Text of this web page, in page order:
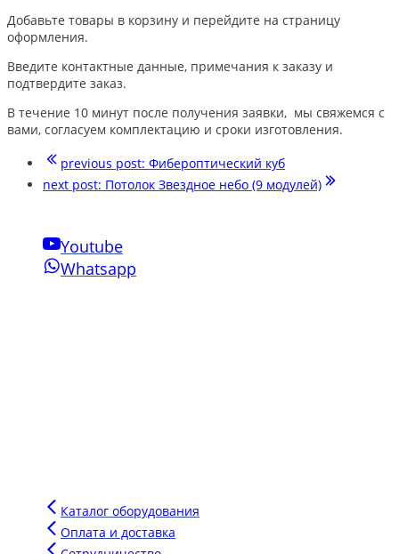
Добавьте товары в корзину и перейдите на страницу
оформления.
Введите контактные данные, примечания к заказу и
подтвердите заказ.
В течение 10 минут после получения заявки, мы свяжемся с
вами, согласуем комплектацию и сроки изготовления.
previous post: Фибероптический куб
next post: Потолок Звездное небо (9 модулей)
Youtube
Whatsapp
Каталог оборудования
Оплата и доставка